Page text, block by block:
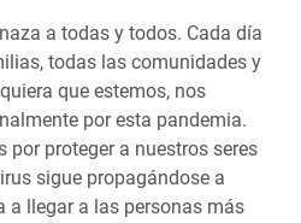
a todas y todos. Cada día
todas las comunidades y
que estemos, nos
por esta pandemia.
por proteger a nuestros seres
sigue propagándose a
a llegar a las personas más